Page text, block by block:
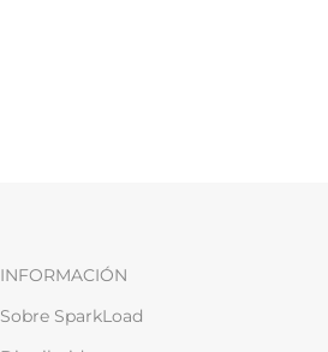
INFORMACIÓN
Sobre SparkLoad